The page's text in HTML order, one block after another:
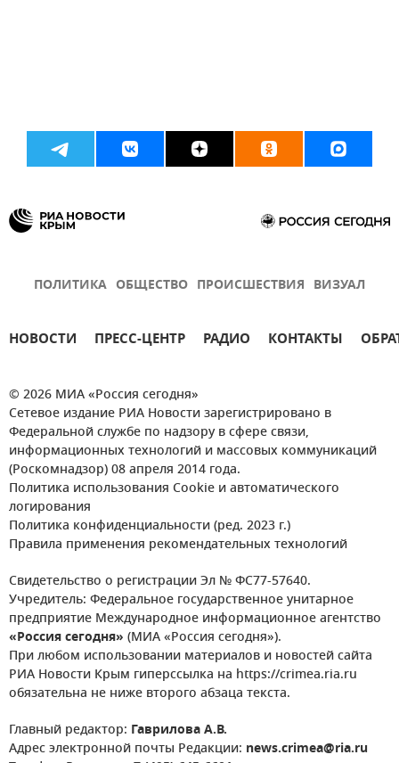
ПОЛИТИКА ОБЩЕСТВО ПРОИСШЕСТВИЯ ВИЗУАЛ
НОВОСТИ ПРЕСС-ЦЕНТР РАДИО КОНТАКТЫ
© 2026 МИА «Россия сегодня»
Сетевое издание РИА Новости зарегистрировано в
Федеральной службе по надзору в сфере связи,
информационных технологий и массовых коммуникаций
(Роскомнадзор) 08 апреля 2014 года.
Политика использования Cookie и автоматического
логирования
Политика конфиденциальности (ред. 2023 г.)
Правила применения рекомендательных технологий
Свидетельство о регистрации Эл № ФС77-57640.
Учредитель: Федеральное государственное унитарное
предприятие Международное информационное агентство
«Россия сегодня» (МИА «Россия сегодня»).
При любом использовании материалов и новостей сайта
РИА Новости Крым гиперссылка на https://crimea.ria.ru
обязательна не ниже второго абзаца текста.
Главный редактор: Гаврилова А.В.
Адрес электронной почты Редакции: news.crimea@ria.ru